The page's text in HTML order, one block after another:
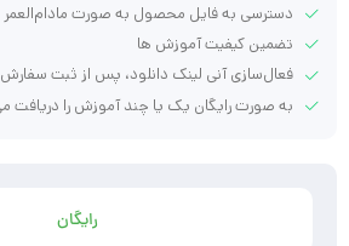
دسترسی به فایل محصول به صورت مادام‌العمر
تضمین کیفیت آموزش ها
فعال‌سازی آنی لینک دانلود، پس از ثبت سفارش
به صورت رایگان یک یا چند آموزش را دریافت
رایگان